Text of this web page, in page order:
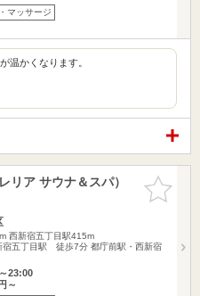
マッサージ
温かくなります。
お気に入
りに追加
リア サウナ＆スパ）
西新宿五丁目駅415m
宿五丁目駅 徒歩7分 都庁前駅・西新宿
23:00
～